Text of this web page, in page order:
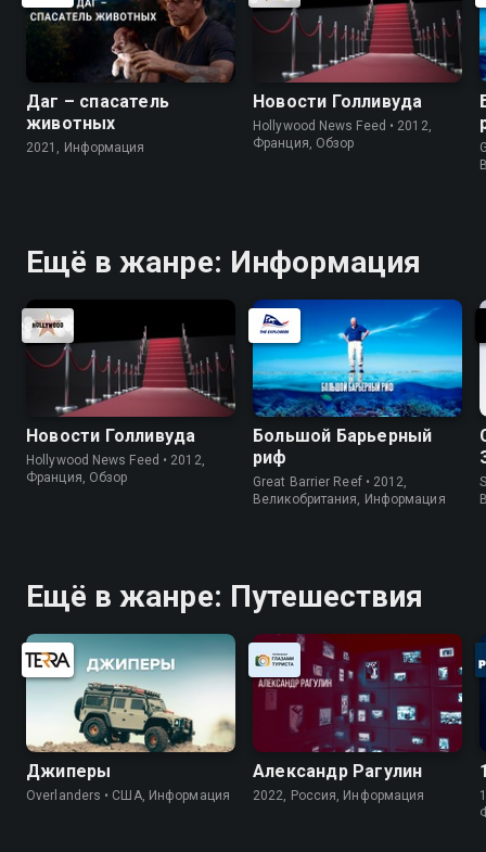
Даг – спасатель
животных
2021, Информация
Новости Голливуда
Hollywood News Feed • 2012,
Франция, Обзор
Ещё в жанре: Информация
Новости Голливуда
Hollywood News Feed • 2012,
Франция, Обзор
Большой Барьерный
риф
Great Barrier Reef • 2012,
Великобритания, Информация
Ещё в жанре: Путешествия
Джиперы
Overlanders • США, Информация
Александр Рагулин
2022, Россия, Информация